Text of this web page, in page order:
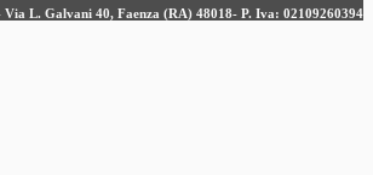
L. Galvani 40, Faenza (RA) 48018- P. Iva: 02109260394